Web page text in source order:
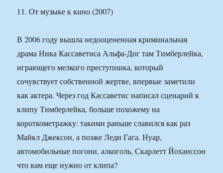
11. От музыке к кино (2007)
В 2006 году вышла недооцененная криминальная
драма Ника Кассаветиса Альфа-Дог там Тимберлейка,
играющего мелкого преступника, который
сочувствует собственной жертве, впервые заметили
как актера. Через год Кассаветис написал сценарий к
клипу Тимберлейка, больше похожему на
короткометражку: такими раньше славился как раз
Майкл Джексон, а позже Леди Гага. Нуар,
автомобильные погони, алкоголь, Скарлетт Йоханссон
что вам еще нужно от клипа?